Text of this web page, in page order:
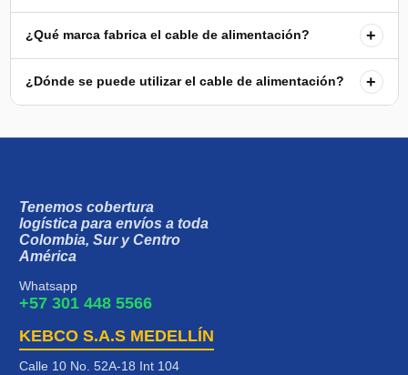
¿Qué marca fabrica el cable de alimentación? +
¿Dónde se puede utilizar el cable de alimentación? +
Tenemos cobertura
logística para envíos a toda
Colombia, Sur y Centro
América
Whatsapp
+57 301 448 5566
KEBCO S.A.S MEDELLÍN
Calle 10 No. 52A-18 Int 104